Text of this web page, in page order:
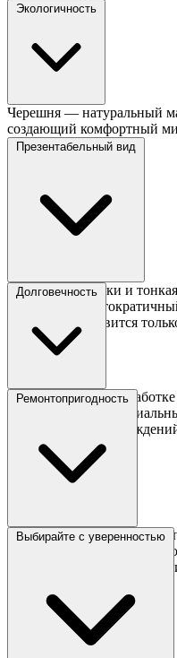
Экологичность
Черешня — натуральный
создающий комфортный
Презентабельный вид
Янтарные оттенки и
гарнитуру
временем становится
Долговечность
При правильной
деформациям, а
механических
15 лет.
Ремонтопригодность
Небольшие царапины или
реставрируются с
что продлевает жизнь
Выбирайте с уверенностью